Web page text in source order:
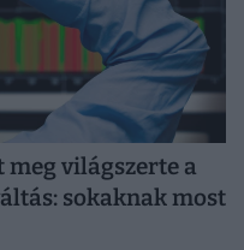
világszerte a
sokaknak most